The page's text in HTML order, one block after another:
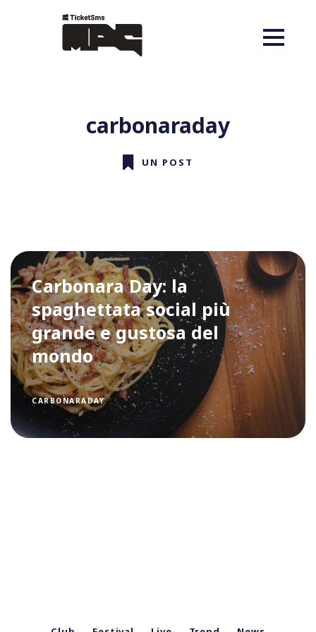
carbonaraday
UN POST
Carbonara Day: la
spaghettata social più
grande e gustosa del
mondo
CARBONARADAY